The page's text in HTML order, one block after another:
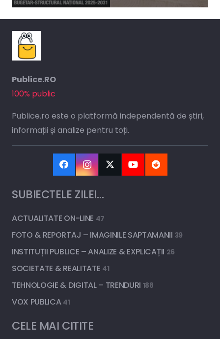
Publice.RO
100% public
Publice.ro este o platformă independentă de știri,
informații și analize pentru toți.
SUBIECTELE ZILEI…
ACTUALITATE ON-LINE 47
FOTO & REPORTAJ – IMAGINILE SAPTAMANII 39
INSTITUȚII PUBLICE – ANALIZE & EXPLICAȚII 26
SOCIETATE & REALITATE 41
TEHNOLOGIE & DIGITAL – TRENDURI 188
VOX PUBLICA 41
CELE MAI CITITE